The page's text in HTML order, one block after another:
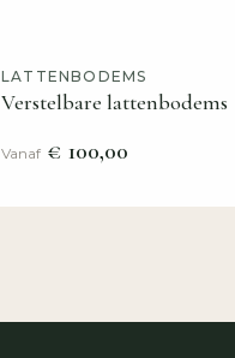
LATTENBODEMS
Verstelbare lattenbodems
Vanaf € 100,00